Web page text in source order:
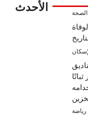
الأحدث الصحة
رياضة